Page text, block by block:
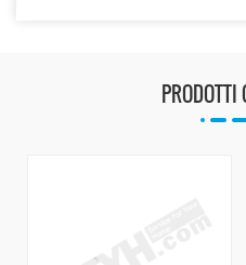
PRODOTTI